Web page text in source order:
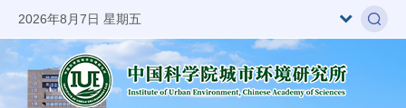
2026年8月7日 星期五